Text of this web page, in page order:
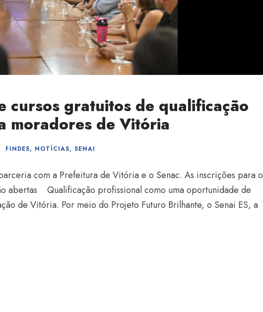
cursos gratuitos de qualificação
moradores de Vitória
FINDES, NOTÍCIAS, SENAI
com a Prefeitura de Vitória e o Senac. As inscrições para o
abertas Qualificação profissional como uma oportunidade de
de Vitória. Por meio do Projeto Futuro Brilhante, o Senai ES, a